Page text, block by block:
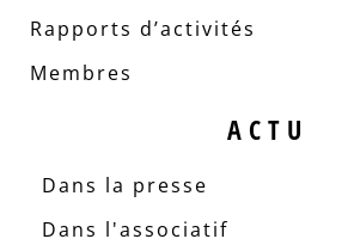
Rapports d’activités
Membres
ACTU
Dans la presse
Dans l'associatif